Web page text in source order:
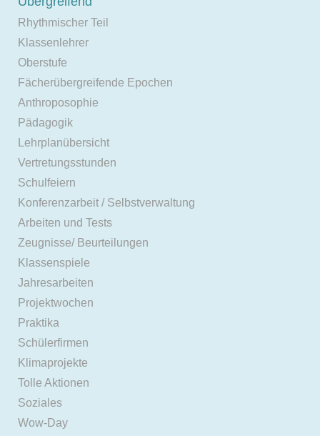
Rhythmischer Teil
Klassenlehrer
Oberstufe
Fächerübergreifende Epochen
Anthroposophie
Pädagogik
Lehrplanübersicht
Vertretungsstunden
Schulfeiern
Konferenzarbeit / Selbstverwaltung
Arbeiten und Tests
Zeugnisse/ Beurteilungen
Klassenspiele
Jahresarbeiten
Projektwochen
Praktika
Schülerfirmen
Klimaprojekte
Tolle Aktionen
Soziales
Wow-Day